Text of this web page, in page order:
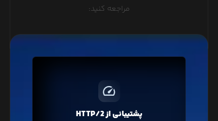
مراجعه کنید:
پشتیبانی از HTTP/2
پروتکل HTTP/2 با فشرده‌سازی و ارسال درخواست‌های
همزمان، باعث افزایش سرعت لود صفحات وبسایت شما
خواهد شد که در تمامی سرویس‌های لیارا پروتکل